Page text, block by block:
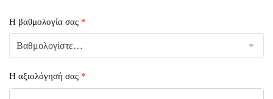
Η βαθμολογία σας *
Η αξιολόγησή σας *